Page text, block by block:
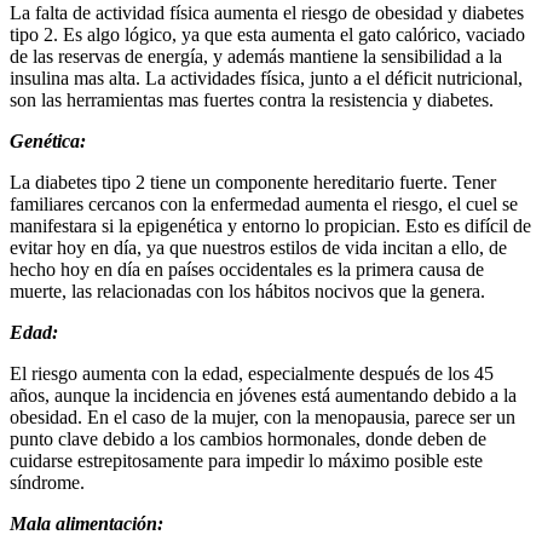
La falta de actividad física aumenta el riesgo de obesidad y diabetes
tipo 2. Es algo lógico, ya que esta aumenta el gato calórico, vaciado
de las reservas de energía, y además mantiene la sensibilidad a la
insulina mas alta. La actividades física, junto a el déficit nutricional,
son las herramientas mas fuertes contra la resistencia y diabetes.
Genética:
La diabetes tipo 2 tiene un componente hereditario fuerte. Tener
familiares cercanos con la enfermedad aumenta el riesgo, el cuel se
manifestara si la epigenética y entorno lo propician. Esto es difícil de
evitar hoy en día, ya que nuestros estilos de vida incitan a ello, de
hecho hoy en día en países occidentales es la primera causa de
muerte, las relacionadas con los hábitos nocivos que la genera.
Edad:
El riesgo aumenta con la edad, especialmente después de los 45
años, aunque la incidencia en jóvenes está aumentando debido a la
obesidad. En el caso de la mujer, con la menopausia, parece ser un
punto clave debido a los cambios hormonales, donde deben de
cuidarse estrepitosamente para impedir lo máximo posible este
síndrome.
Mala alimentación: